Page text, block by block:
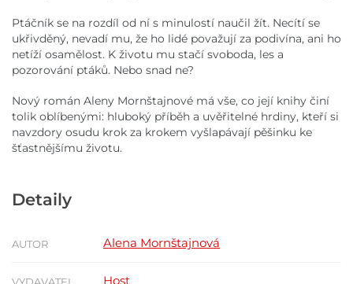
Ptáčník se na rozdíl od ní s minulostí naučil žít. Necítí se
ukřivděný, nevadí mu, že ho lidé považují za podivína, ani ho
netíží osamělost. K životu mu stačí svoboda, les a
pozorování ptáků. Nebo snad ne?
Nový román Aleny Mornštajnové má vše, co její knihy činí
tolik oblíbenými: hluboký příběh a uvěřitelné hrdiny, kteří si
navzdory osudu krok za krokem vyšlapávají pěšinku ke
šťastnějšímu životu.
Detaily
AUTOR Alena Mornštajnová
Host